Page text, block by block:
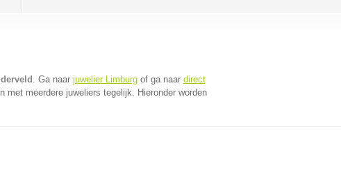
. Ga naar juwelier Limburgof ga naar direct
met meerdere juweliers tegelijk. Hieronder worden